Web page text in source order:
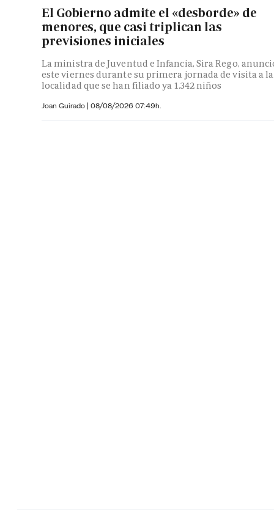
El Gobierno admite el «desborde» de
menores, que casi triplican las
previsiones iniciales
La ministra de Juventud e Infancia, Sira Rego,
este viernes durante su primera jornada de visita a la
localidad que se han filiado ya 1.342 niños
Joan Guirado | 08/08/2026 07:49h.